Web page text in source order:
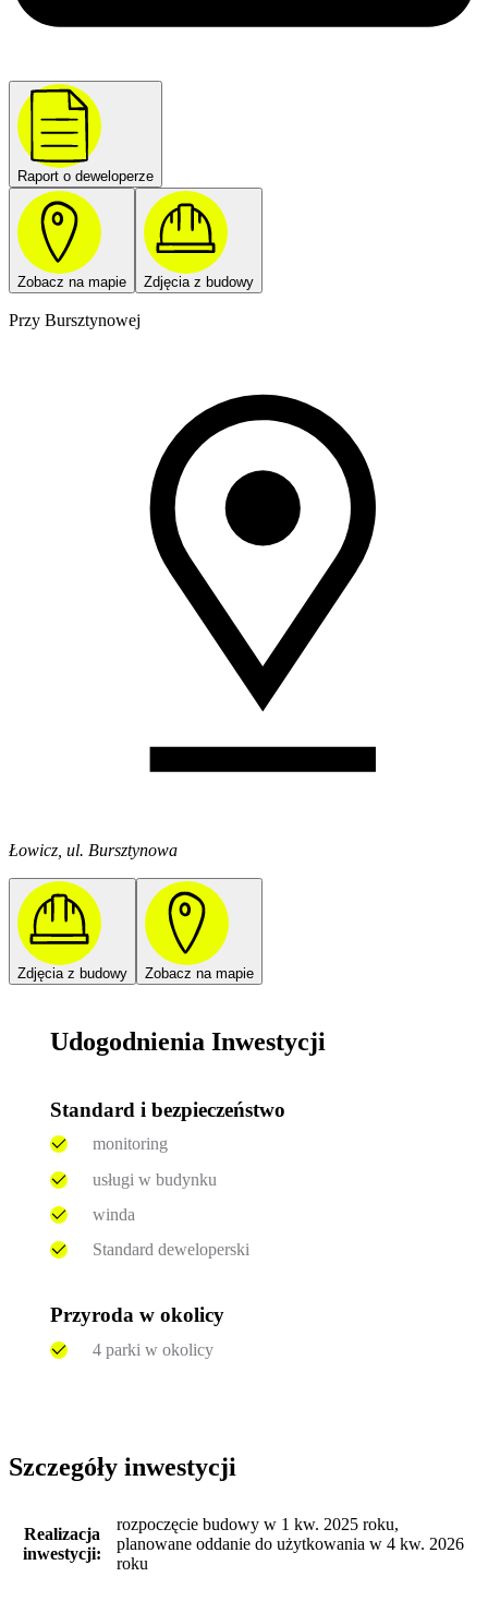
Raport o deweloperze
Zobacz na mapie Zdjęcia z budowy
Przy Bursztynowej
Łowicz, ul. Bursztynowa
Zdjęcia z budowy Zobacz na mapie
Udogodnienia Inwestycji
Standard i bezpieczeństwo
monitoring
usługi w budynku
winda
Standard deweloperski
Przyroda w okolicy
4 parki w okolicy
Szczegóły inwestycji
Realizacja
inwestycji:
rozpoczęcie budowy w 1 kw. 2025 roku,
planowane oddanie do użytkowania w 4 kw. 2026
roku